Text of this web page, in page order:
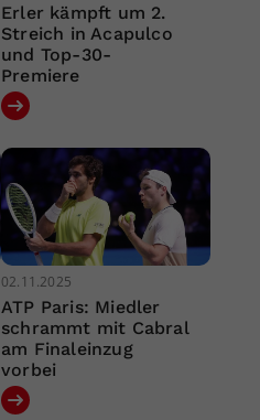
Erler kämpft um 2.
Streich in Acapulco
und Top-30-
Premiere
02.11.2025
ATP Paris: Miedler
schrammt mit Cabral
am Finaleinzug
vorbei